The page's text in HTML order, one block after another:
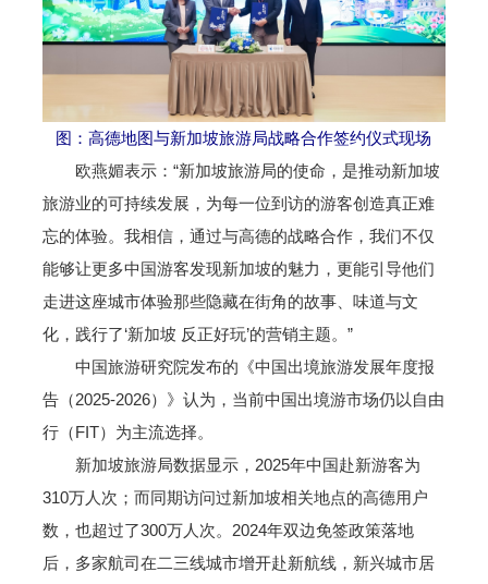
图：高德地图与新加坡旅游局战略合作签约仪式现场
欧燕媚表示：“新加坡旅游局的使命，是推动新加坡
旅游业的可持续发展，为每一位到访的游客创造真正难
忘的体验。我相信，通过与高德的战略合作，我们不仅
能够让更多中国游客发现新加坡的魅力，更能引导他们
走进这座城市体验那些隐藏在街角的故事、味道与文
化，践行了‘新加坡 反正好玩’的营销主题。”
中国旅游研究院发布的《中国出境旅游发展年度报
告（2025-2026）》认为，当前中国出境游市场仍以自由
行（FIT）为主流选择。
新加坡旅游局数据显示，2025年中国赴新游客为
310万人次；而同期访问过新加坡相关地点的高德用户
数，也超过了300万人次。2024年双边免签政策落地
后，多家航司在二三线城市增开赴新航线，新兴城市居